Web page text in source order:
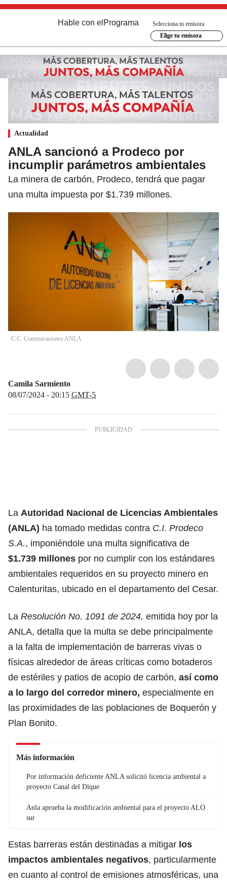
Hable con el Programa
Selecciona tu emisora
Elige tu emisora
Actualidad
ANLA sancionó a Prodeco por
incumplir parámetros ambientales
La minera de carbón, Prodeco, tendrá que pagar
una multa impuesta por $1.739 millones.
C.C. Comunicaciones ANLA
Camila Sarmiento
08/07/2024 - 20:15 GMT-5
La Autoridad Nacional de Licencias Ambientales
(ANLA) ha tomado medidas contra C.I. Prodeco
S.A., imponiéndole una multa significativa de
$1.739 millones por no cumplir con los estándares
ambientales requeridos en su proyecto minero en
Calenturitas, ubicado en el departamento del Cesar.
La Resolución No. 1091 de 2024, emitida hoy por la
ANLA, detalla que la multa se debe principalmente
a la falta de implementación de barreras vivas o
físicas alrededor de áreas críticas como botaderos
de estériles y patios de acopio de carbón, así como
a lo largo del corredor minero, especialmente en
las proximidades de las poblaciones de Boquerón y
Plan Bonito.
Más información
Por información deficiente ANLA solicitó licencia ambiental a
proyecto Canal del Dique
Anla aprueba la modificación ambiental para el proyecto ALO
sur
Estas barreras están destinadas a mitigar los
impactos ambientales negativos, particularmente
en cuanto al control de emisiones atmosféricas, una